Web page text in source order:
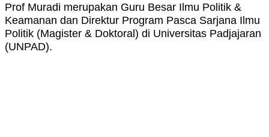
Prof Muradi merupakan Guru Besar Ilmu Politik &
Keamanan dan Direktur Program Pasca Sarjana Ilmu
Politik (Magister & Doktoral) di Universitas Padjajaran
(UNPAD).